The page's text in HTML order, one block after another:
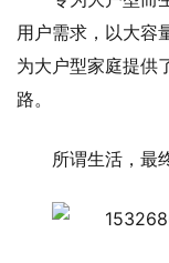
用户需求，以大容
为大户型家庭提供
路。
所谓生活，最